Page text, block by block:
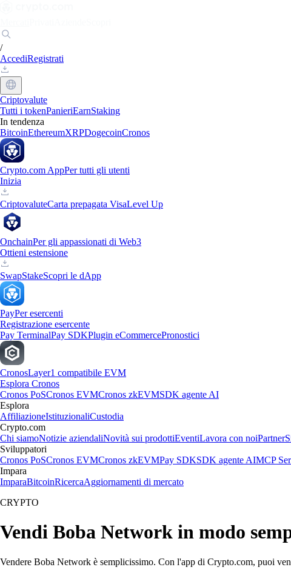
/
AccediRegistrati
Criptovalute
Tutti i tokenPanieriEarnStaking
In tendenza
BitcoinEthereumXRPDogecoinCronos
Crypto.com AppPer tutti gli utenti
Inizia
CriptovaluteCarta prepagata VisaLevel Up
OnchainPer gli appassionati di Web3
Ottieni estensione
SwapStakeScopri le dApp
PayPer esercenti
Registrazione esercente
Pay TerminalPay SDKPlugin eCommercePronostici
CronosLayer1 compatibile EVM
Esplora Cronos
Cronos PoSCronos EVMCronos zkEVMSDK agente AI
Esplora
AffiliazioneIstituzionaliCustodia
Crypto.com
Chi siamoNotizie aziendaliNovità sui prodottiEventiLavora con noiPartner
Sviluppatori
Cronos PoSCronos EVMCronos zkEVMPay SDKSDK agente AIMCP
Impara
ImparaBitcoinRicercaAggiornamenti di mercato
CRYPTO
Vendi Boba Network in modo
Vendere Boba Network è semplicissimo. Con l'app di Crypto.com, puoi